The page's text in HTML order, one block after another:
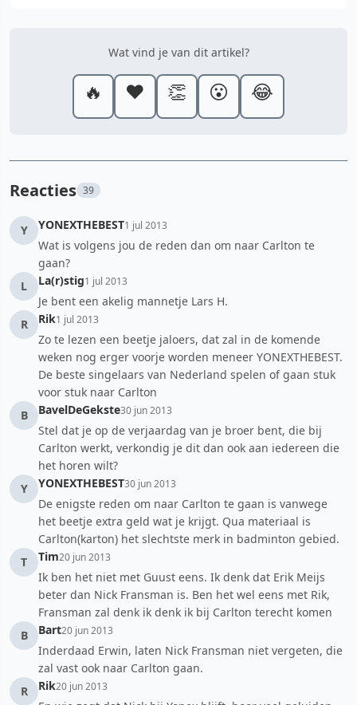
Wat vind je van dit artikel?
🔥 ❤️ 👏 😮 😂
Reacties 39
Y YONEXTHEBEST1 jul 2013
Wat is volgens jou de reden dan om naar Carlton te
gaan?
L
La(r)stig1 jul 2013
Je bent een akelig mannetje Lars H.
R
Rik1 jul 2013
Zo te lezen een beetje jaloers, dat zal in de komende
weken nog erger voorje worden meneer YONEXTHEBEST.
De beste singelaars van Nederland spelen of gaan stuk
voor stuk naar Carlton
B
BavelDeGekste30 jun 2013
Stel dat je op de verjaardag van je broer bent, die bij
Carlton werkt, verkondig je dit dan ook aan iedereen die
het horen wilt?
Y
YONEXTHEBEST30 jun 2013
De enigste reden om naar Carlton te gaan is vanwege
het beetje extra geld wat je krijgt. Qua materiaal is
Carlton(karton) het slechtste merk in badminton gebied.
T
Tim20 jun 2013
Ik ben het niet met Guust eens. Ik denk dat Erik Meijs
beter dan Nick Fransman is. Ben het wel eens met Rik,
Fransman zal denk ik denk ik bij Carlton terecht komen
B
Bart20 jun 2013
Inderdaad Erwin, laten Nick Fransman niet vergeten, die
zal vast ook naar Carlton gaan.
R
Rik20 jun 2013